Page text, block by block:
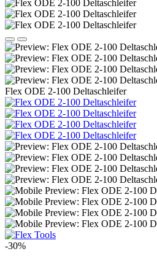
Flex ODE 2-100 Deltaschleifer
-30%